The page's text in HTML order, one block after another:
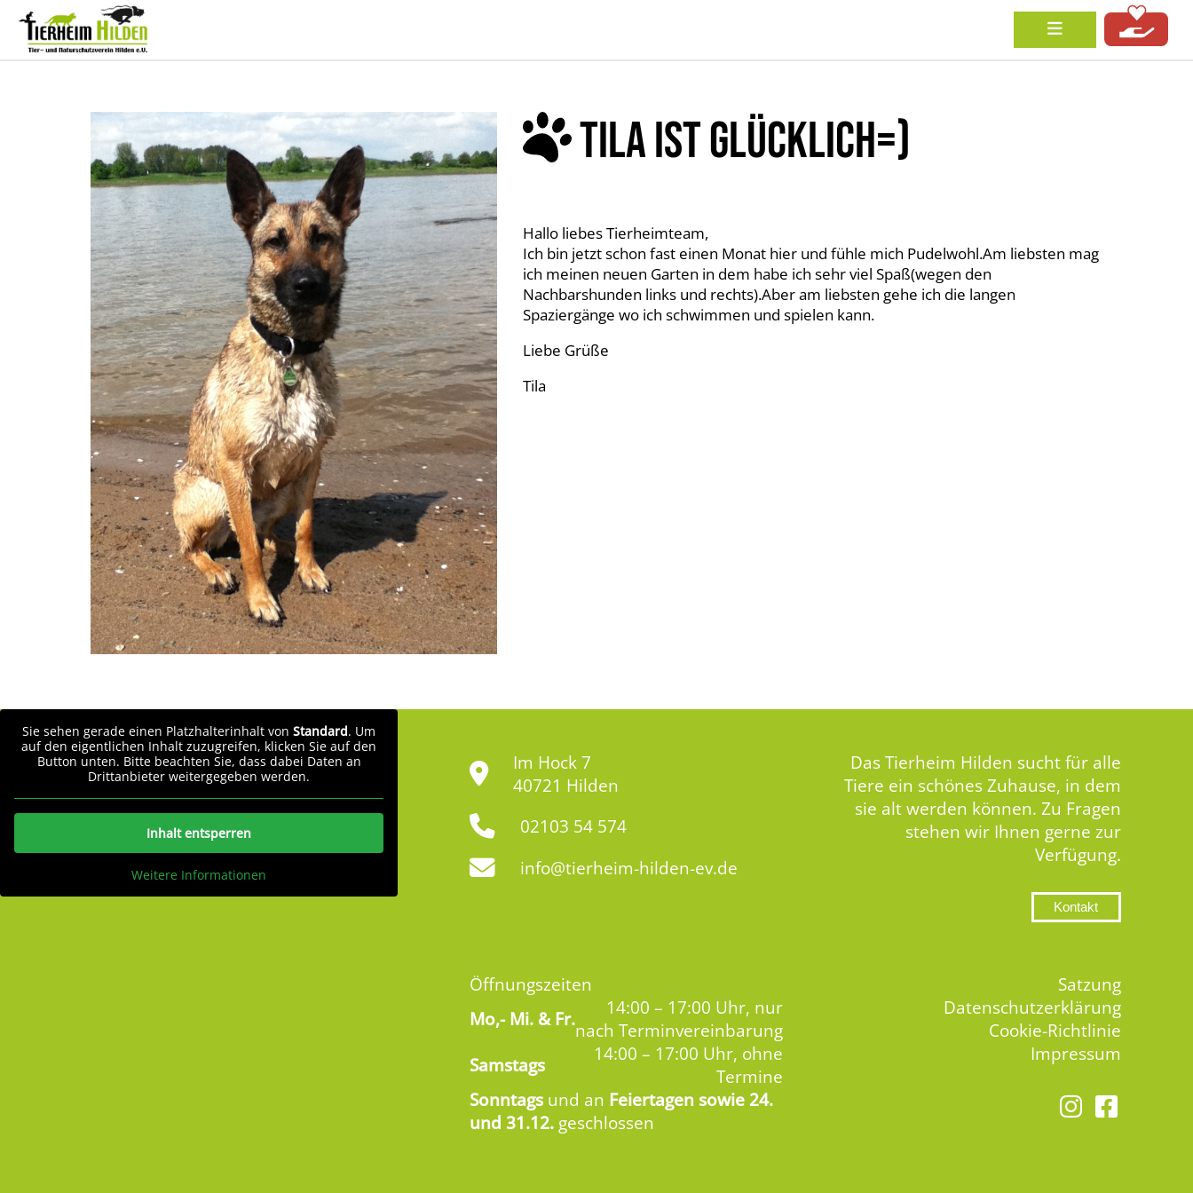
TILA IST GLÜCKLICH=)
Hallo liebes Tierheimteam,
Ich bin jetzt schon fast einen Monat hier und fühle mich Pudelwohl.Am liebsten mag
ich meinen neuen Garten in dem habe ich sehr viel Spaß(wegen den
Nachbarshunden links und rechts).Aber am liebsten gehe ich die langen
Spaziergänge wo ich schwimmen und spielen kann.
Liebe Grüße
Tila
Sie sehen gerade einen Platzhalterinhalt von Standard. Um
auf den eigentlichen Inhalt zuzugreifen, klicken Sie auf den
Button unten. Bitte beachten Sie, dass dabei Daten an
Drittanbieter weitergegeben werden.
Inhalt entsperren
Weitere Informationen
Im Hock 7
40721 Hilden
02103 54 574
info@tierheim-hilden-ev.de
Das Tierheim Hilden sucht für alle
Tiere ein schönes Zuhause, in dem
sie alt werden können. Zu Fragen
stehen wir Ihnen gerne zur
Verfügung.
Kontakt
Öffnungszeiten
Mo,-Mi. & Fr.
14:00 – 17:00 Uhr, nur
nach Terminvereinbarung
Samstags
14:00 – 17:00 Uhr, ohne
Termine
Sonntags und an Feiertagen sowie 24.
und 31.12. geschlossen
Satzung
Datenschutzerklärung
Cookie-Richtlinie
Impressum